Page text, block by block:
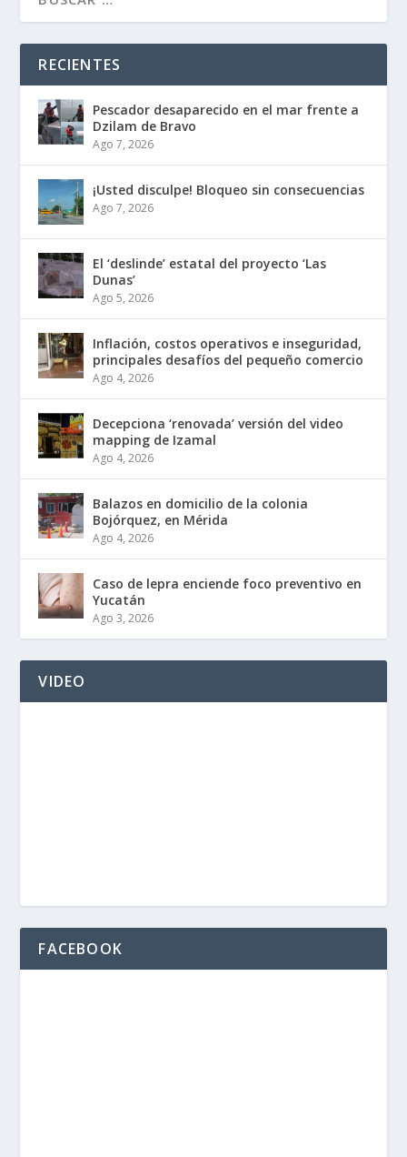
RECIENTES
Pescador desaparecido en el mar frente a
Dzilam de Bravo
Ago 7, 2026
¡Usted disculpe! Bloqueo sin consecuencias
Ago 7, 2026
El ‘deslinde’ estatal del proyecto ‘Las
Dunas’
Ago 5, 2026
Inflación, costos operativos e inseguridad,
principales desafíos del pequeño comercio
Ago 4, 2026
Decepciona ‘renovada’ versión del video
mapping de Izamal
Ago 4, 2026
Balazos en domicilio de la colonia
Bojórquez, en Mérida
Ago 4, 2026
Caso de lepra enciende foco preventivo en
Yucatán
Ago 3, 2026
VIDEO
FACEBOOK